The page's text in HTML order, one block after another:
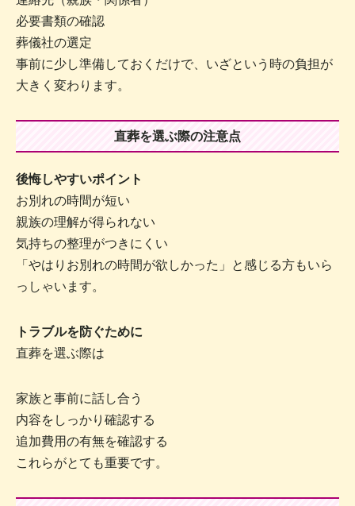
必要書類の確認
葬儀社の選定
事前に少し準備しておくだけで、いざという時の負担が
大きく変わります。
直葬を選ぶ際の注意点
後悔しやすいポイント
お別れの時間が短い
親族の理解が得られない
気持ちの整理がつきにくい
「やはりお別れの時間が欲しかった」と感じる方もいら
っしゃいます。
トラブルを防ぐために
直葬を選ぶ際は
家族と事前に話し合う
内容をしっかり確認する
追加費用の有無を確認する
これらがとても重要です。